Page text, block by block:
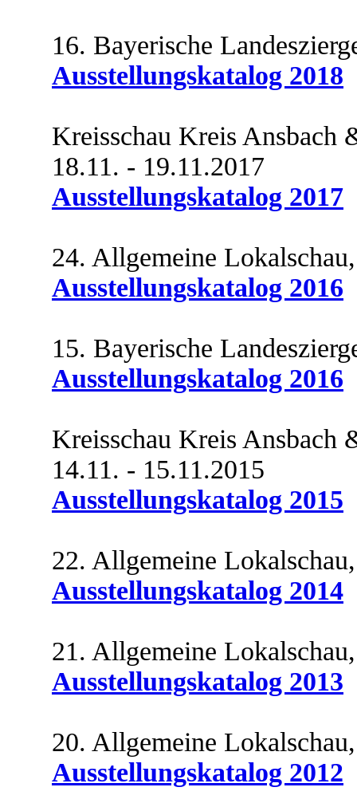
16. Bayerische
Ausstellungskatalog 2018
Kreisschau Kreis Ansbach
18.11. - 19.11.2017
Ausstellungskatalog 2017
24. Allgemeine
Ausstellungskatalog 2016
15. Bayerische
Ausstellungskatalog 2016
Kreisschau Kreis Ansbach
14.11. - 15.11.2015
Ausstellungskatalog 2015
22. Allgemeine
Ausstellungskatalog 2014
21. Allgemeine
Ausstellungskatalog 2013
20. Allgemeine
Ausstellungskatalog 2012